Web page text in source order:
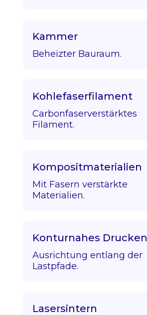
Kammer
Beheizter Bauraum.
Kohlefaserfilament
Carbonfaserverstärktes
Filament.
Kompositmaterialien
Mit Fasern verstärkte
Materialien.
Konturnahes Drucken
Ausrichtung entlang der
Lastpfade.
Lasersintern